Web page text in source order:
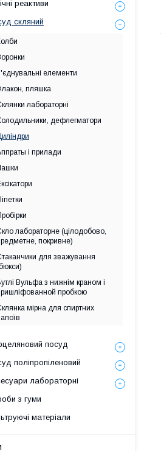
реактиви
скляний
елементи
пляшка
лабораторні
дефлегматори
і прилади
лабораторне (цілодобово,
покривне)
для зважування
Вульфа з нижнім краном і
пробкою
мірна для спиртних
посуд
поліпропіленовий
лабораторні
з гуми
матеріали